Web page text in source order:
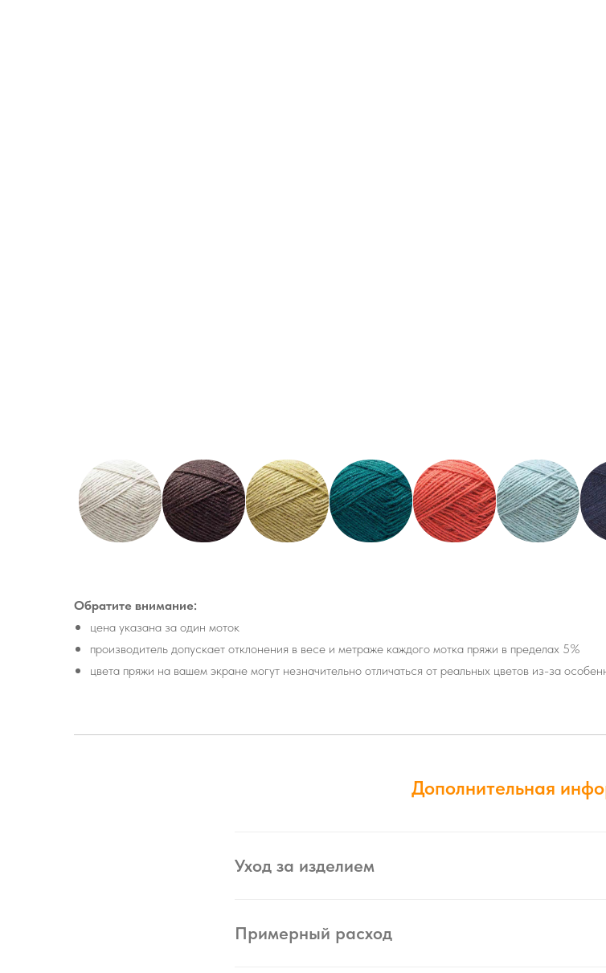
Обратите внимание:
цена указана за один моток
производитель допускает отклонения в весе и метраже каждого мотка пряжи в пределах 5%
цвета пряжи на вашем экране могут незначительно отличаться от реальных цветов из-за
Дополнительная
Уход за изделием
Примерный расход